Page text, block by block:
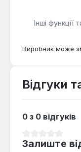
Інші функції
Виробник може
Відгуки
0 з 0 відгуків
Залиште